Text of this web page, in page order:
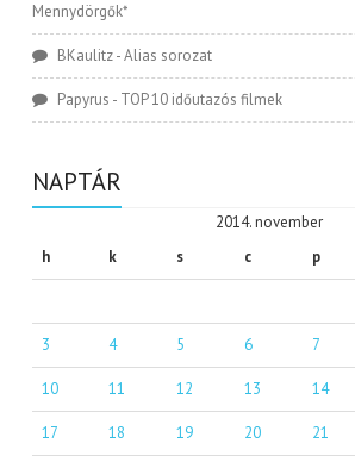
Mennydörgők*
BKaulitz-Alias sorozat
Papyrus - TOP 10 időutazós filmek
NAPTÁR
2014. november
h
k s c p
3 4 5 6 7
10 11 12 13 14
17 18 19 20 21